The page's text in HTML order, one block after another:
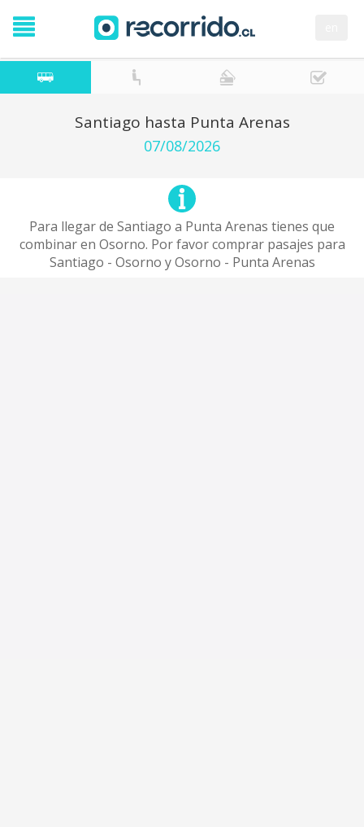
Santiago hasta Punta Arenas
07/08/2026
Para llegar de Santiago a Punta Arenas tienes que
combinar en Osorno. Por favor comprar pasajes para
Santiago - Osorno y Osorno - Punta Arenas